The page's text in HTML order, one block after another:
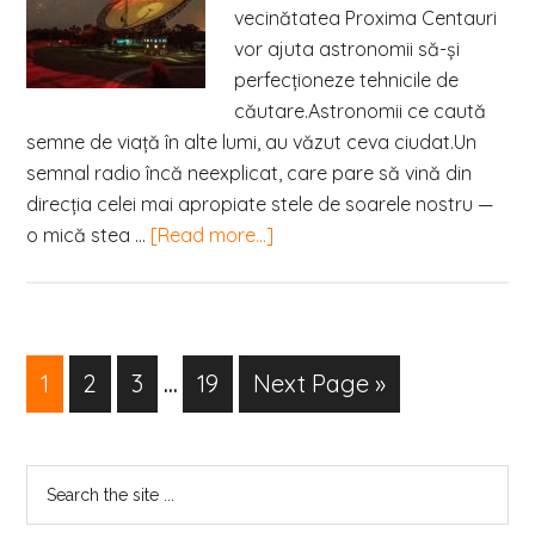
vecinătatea Proxima Centauri
vor ajuta astronomii să-şi
perfecționeze tehnicile de
căutare.Astronomii ce caută
semne de viață în alte lumi, au văzut ceva ciudat.Un
semnal radio încă neexplicat, care pare să vină din
direcția celei mai apropiate stele de soarele nostru —
o mică stea … [Read more...]
1 2 3 … 19 Next Page »